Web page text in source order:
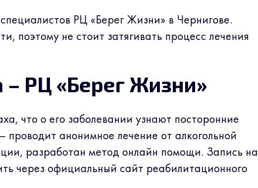
РЦ «Берег Жизни» в Чернигове.
поэтому не стоит затягивать процесс лечения
– РЦ «Берег Жизни»
что о его заболевании узнают посторонние
проводит анонимное лечение от алкогольной
разработан метод онлайн помощи. Запись на
через официальный сайт реабилитационного